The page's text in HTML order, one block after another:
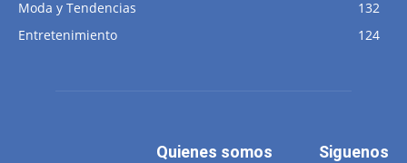
Moda y Tendencias
132
Entretenimiento
124
Quienes somos Siguenos